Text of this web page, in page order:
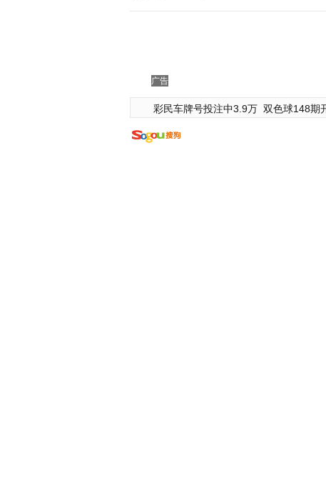
广告
彩民车牌号投注中3.9万 双色球148期